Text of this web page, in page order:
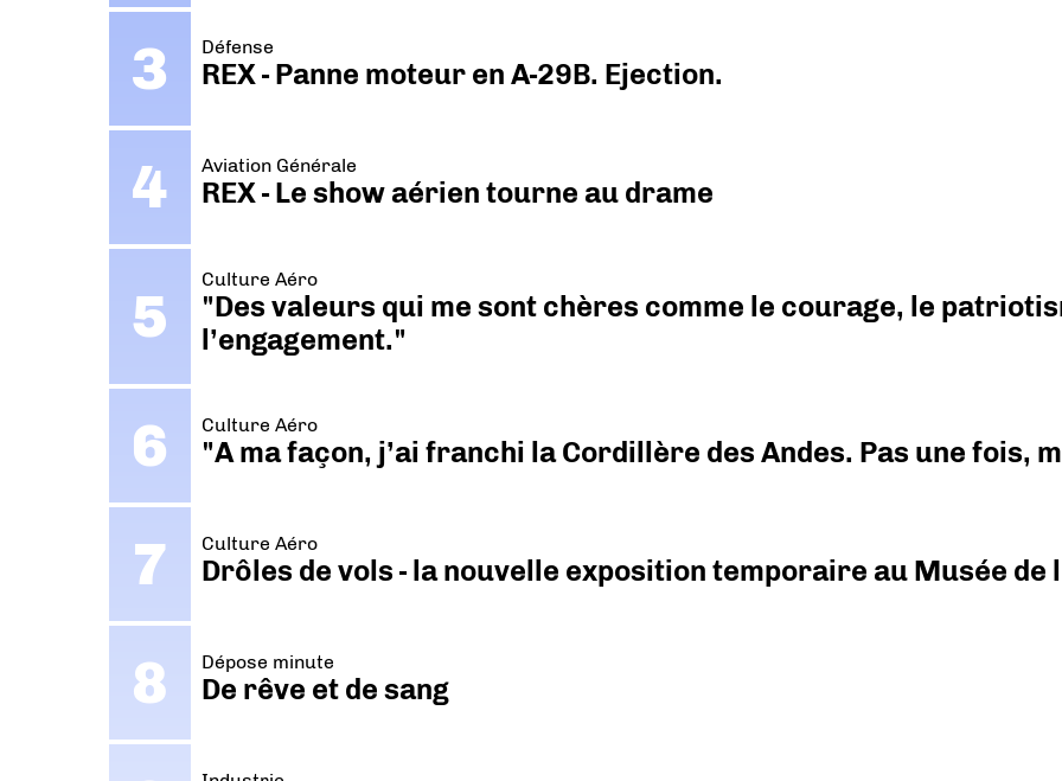
Défense
REX - Panne moteur en A-29B. Ejection.
Aviation Générale
REX - Le show aérien tourne au drame
Culture Aéro
"Des valeurs qui me sont chères comme le courage, le
l’engagement."
Culture Aéro
"A ma façon, j’ai franchi la Cordillère des Andes. Pas une fois,
Culture Aéro
Drôles de vols - la nouvelle exposition temporaire au Musée de
Dépose minute
De rêve et de sang